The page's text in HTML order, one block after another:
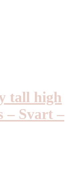
tall high
– Svart –